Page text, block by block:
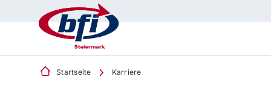
Startseite Karriere